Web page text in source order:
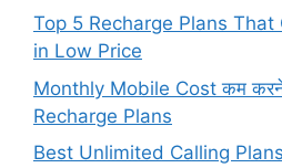
Top 5 Recharge Plans
in Low Price
Monthly Mobile Cost कम
Recharge Plans
Best Unlimited Calling